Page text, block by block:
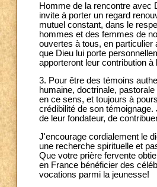
Homme de la rencontre avec
invite à porter un regard
mutuel constant, dans le
hommes et des femmes de
ouvertes à tous, en
que Dieu lui porte
apporteront leur contribution
3. Pour être des témoins
humaine, doctrinale,
en ce sens, et toujours à
crédibilité de son
de leur fondateur, de
J'encourage cordialement le
une recherche spirituelle et
Que votre prière fervente
en France bénéficier des
vocations parmi la jeunesse!